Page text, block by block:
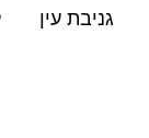
גניבת עין